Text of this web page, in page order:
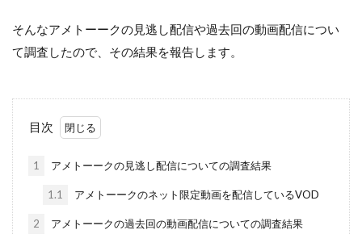
そんなアメトーークの見逃し配信や過去回の動画配信につい
て調査したので、その結果を報告します。
目次
1 アメトーークの見逃し配信についての調査結果
1.1 アメトーークのネット限定動画を配信しているVOD
2 アメトーークの過去回の動画配信についての調査結果